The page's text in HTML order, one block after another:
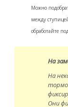
Можно
между
обработайте
На
На
Они